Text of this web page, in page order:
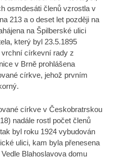
osmdesáti členů vzrostla v
213 a o deset let později na
na Špilberské ulici
který byl 23.5.1895
církevní rady z
v Brně prohlášena
církve, jehož prvním
církve v Českobratrskou
nadále rostl počet členů
byl roku 1924 vybudován
ulici, kam byla přenesena
Blahoslavova domu